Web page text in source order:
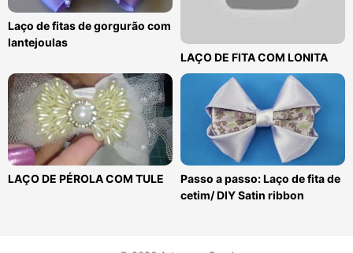
Laço de fitas de gorgurão com
lantejoulas
LAÇO DE FITA COM LONITA
LAÇO DE PÉROLA COM TULE
Passo a passo: Laço de fita de
cetim/ DIY Satin ribbon